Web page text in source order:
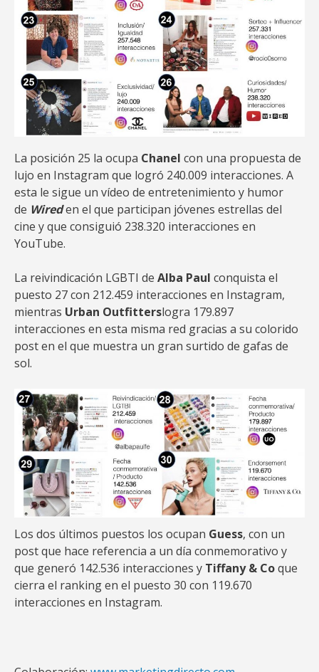
La posición 25 la ocupa Chanel con una propuesta de
lujo en Instagram que logró 240.009 interacciones. A
esta le sigue un vídeo de entretenimiento y humor
de Wireden el que participan jóvenes estrellas del
cine y que consiguió 238.320 interacciones en
YouTube.
La reivindicación LGBTI de Alba Paul conquista el
puesto 27 con 212.459 interacciones en Instagram,
mientras Urban Outfitterslogra 179.897
interacciones en esta misma red gracias a su colorido
post en el que muestra un gran surtido de gafas de
sol.
Los dos últimos puestos los ocupan Guess, con un
post que hace referencia a un día conmemorativo y
que generó 142.536 interacciones y Tiffany & Coque
cierra el ranking en el puesto 30 con 119.670
interacciones en Instagram.